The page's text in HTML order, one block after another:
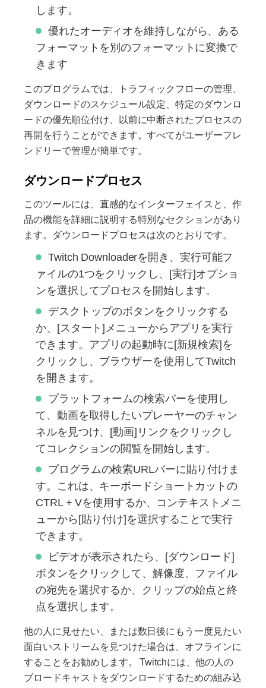
します。
優れたオーディオを維持しながら、ある
フォーマットを別のフォーマットに変換で
きます
このプログラムでは、トラフィックフローの管理、
ダウンロードのスケジュール設定、特定のダウンロ
ードの優先順位付け、以前に中断されたプロセスの
再開を行うことができます。すべてがユーザーフレ
ンドリーで管理が簡単です。
ダウンロードプロセス
このツールには、直感的なインターフェイスと、作
品の機能を詳細に説明する特別なセクションがあり
ます。ダウンロードプロセスは次のとおりです。
Twitch Downloaderを開き、実行可能フ
ァイルの1つをクリックし、[実行]オプショ
ンを選択してプロセスを開始します。
デスクトップのボタンをクリックする
か、[スタート]メニューからアプリを実行
できます。アプリの起動時に[新規検索]を
クリックし、ブラウザーを使用してTwitch
を開きます。
プラットフォームの検索バーを使用し
て、動画を取得したいプレーヤーのチャン
ネルを見つけ、[動画]リンクをクリックし
てコレクションの閲覧を開始します。
プログラムの検索URLバーに貼り付けま
す。これは、キーボードショートカットの
CTRL + Vを使用するか、コンテキストメニ
ューから[貼り付け]を選択することで実行
できます。
ビデオが表示されたら、[ダウンロード]
ボタンをクリックして、解像度、ファイル
の宛先を選択するか、クリップの始点と終
点を選択します。
他の人に見せたい、または数日後にもう一度見たい
面白いストリームを見つけた場合は、オフラインに
することをお勧めします。 Twitchには、他の人の
ブロードキャストをダウンロードするための組み込